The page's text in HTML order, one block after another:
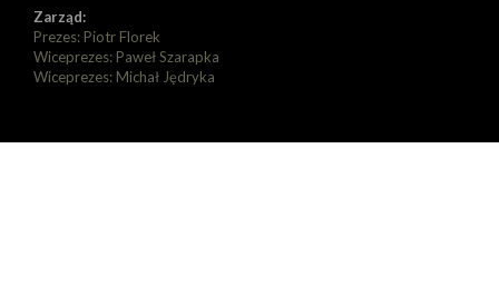
Zarząd:
Prezes: Piotr Florek
Wiceprezes: Paweł Szarapka
Wiceprezes: Michał Jędryka